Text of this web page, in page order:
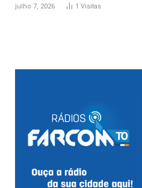
julho 7, 2026 1 Visitas